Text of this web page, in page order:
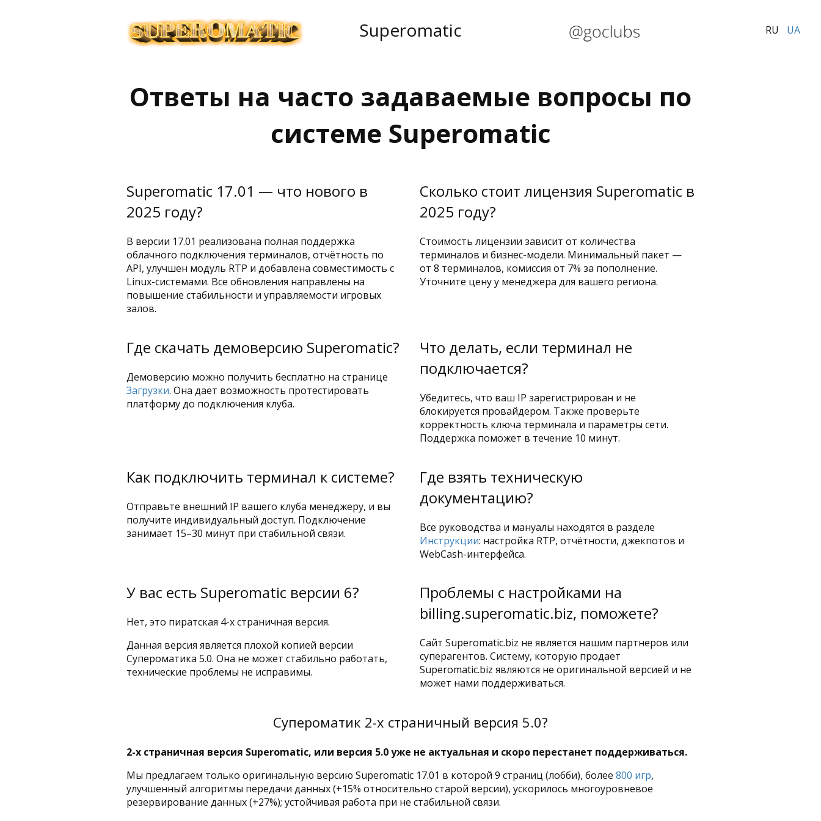
Superomatic RU UA
Ответы на часто задаваемые вопросы по
системе Superomatic
Superomatic 17.01 — что нового в
2025 году?
В версии 17.01 реализована полная поддержка
облачного подключения терминалов, отчётность по
API, улучшен модуль RTP и добавлена совместимость с
Linux-системами. Все обновления направлены на
повышение стабильности и управляемости игровых
залов.
Сколько стоит лицензия Superomatic в
2025 году?
Стоимость лицензии зависит от количества
терминалов и бизнес-модели. Минимальный пакет —
от 8 терминалов, комиссия от 7% за пополнение.
Уточните цену у менеджера для вашего региона.
Где скачать демоверсию Superomatic?
Демоверсию можно получить бесплатно на странице
Загрузки. Она даёт возможность протестировать
платформу до подключения клуба.
Что делать, если терминал не
подключается?
Убедитесь, что ваш IP зарегистрирован и не
блокируется провайдером. Также проверьте
корректность ключа терминала и параметры сети.
Поддержка поможет в течение 10 минут.
Как подключить терминал к системе?
Отправьте внешний IP вашего клуба менеджеру, и вы
получите индивидуальный доступ. Подключение
занимает 15–30 минут при стабильной связи.
Где взять техническую
документацию?
Все руководства и мануалы находятся в разделе
Инструкции: настройка RTP, отчётности, джекпотов и
WebCash-интерфейса.
У вас есть Superomatic версии 6?
Нет, это пиратская 4-х страничная версия.
Данная версия является плохой копией версии
Супероматика 5.0. Она не может стабильно работать,
технические проблемы не исправимы.
Проблемы с настройками на
billing.superomatic.biz, поможете?
Сайт Superomatic.biz не является нашим партнеров или
суперагентов. Систему, которую продает
Superomatic.biz являются не оригинальной версией и не
может нами поддерживаться.
Супероматик 2-х страничный версия 5.0?
2-х страничная версия Superomatic, или версия 5.0 уже не актуальная и скоро перестанет поддерживаться.
Мы предлагаем только оригинальную версию Superomatic 17.01 в которой 9 страниц (лобби), более 800 игр,
улучшенный алгоритмы передачи данных (+15% относительно старой версии), ускорилось многоуровневое
резервирование данных (+27%); устойчивая работа при не стабильной связи.